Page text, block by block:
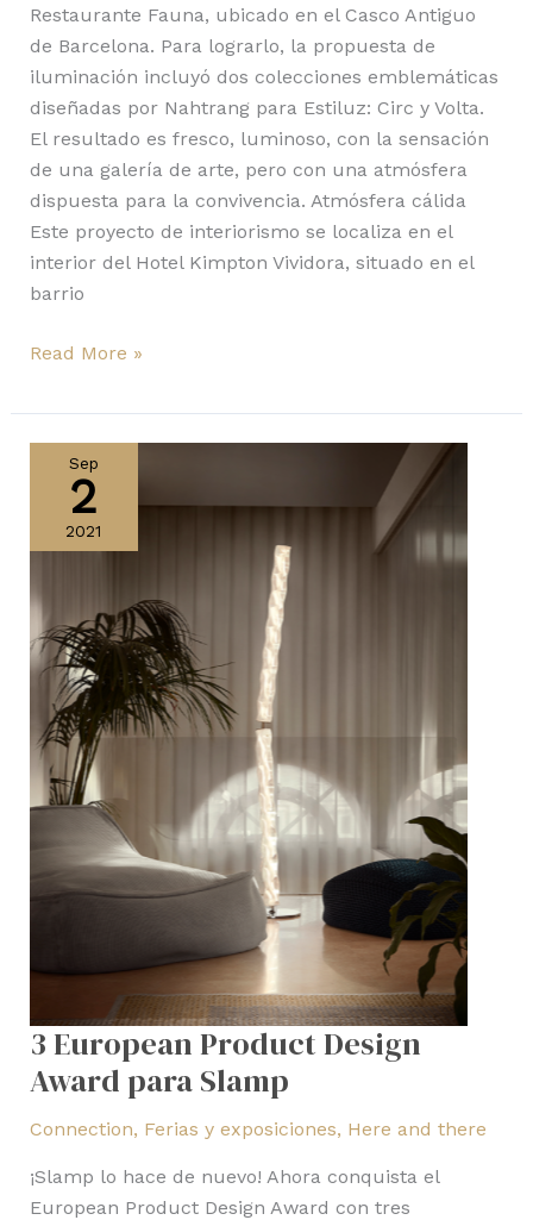
Restaurante Fauna, ubicado en el Casco Antiguo
de Barcelona. Para lograrlo, la propuesta de
iluminación incluyó dos colecciones emblemáticas
diseñadas por Nahtrang para Estiluz: Circ y Volta.
El resultado es fresco, luminoso, con la sensación
de una galería de arte, pero con una atmósfera
dispuesta para la convivencia. Atmósfera cálida
Este proyecto de interiorismo se localiza en el
interior del Hotel Kimpton Vividora, situado en el
barrio
Read More »
Sep
2
2021
3 European Product Design
Award para Slamp
Connection, Ferias y exposiciones, Here and there
¡Slamp lo hace de nuevo! Ahora conquista el
European Product Design Award con tres
European
Product
Design
Award
Slamp